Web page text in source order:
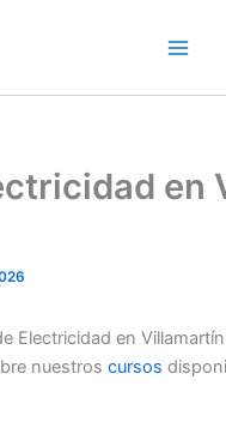
en
Electricidad en
nuestros cursos